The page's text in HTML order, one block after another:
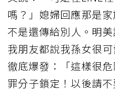
嗎？」媳婦回應那是
不是還傳給別人。明
我朋友都說我孫女很
徹底爆發：「這樣很
罪分子鎖定！以後請